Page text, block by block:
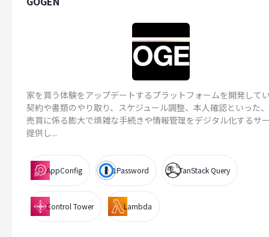
家を買う体験をアップデートするプラットフォームを開発して
契約や書類のやり取り、スケジュール調整、本人確認といった
売買に係る膨大で煩雑な手続きや情報管理をデジタル化するサ
提供し...
AppConfig 1Password TanStack Query
Control Tower Lambda